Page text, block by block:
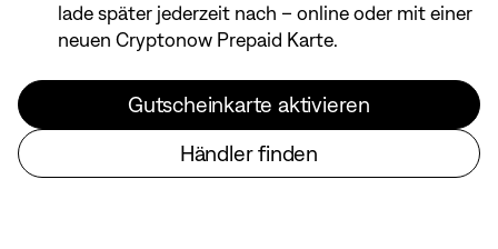
lade später jederzeit nach – online oder mit einer
neuen Cryptonow Prepaid Karte.
Gutscheinkarte aktivieren
Händler finden